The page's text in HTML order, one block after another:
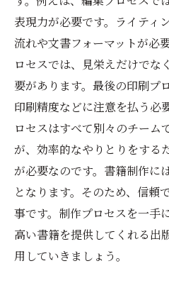
表現力が必要です。ライティ
流れや文書フォーマットが必
ロセスでは、見栄えだけでな
要があります。最後の印刷プ
印刷精度などに注意を払う必
ロセスはすべて別々のチーム
が、効率的なやりとりをする
が必要なのです。書籍制作に
となります。そのため、信頼
事です。制作プロセスを一手
高い書籍を提供してくれる出
用していきましょう。